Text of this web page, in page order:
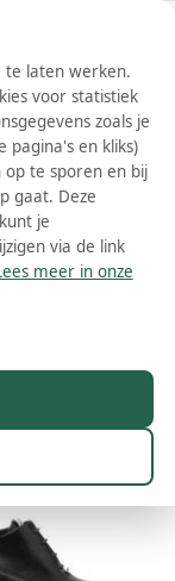
Alle filters
te laten werken.
voor statistiek
zoals je
pagina's en kliks)
te sporen en bij
gaat. Deze
je
via de link
meer in onze